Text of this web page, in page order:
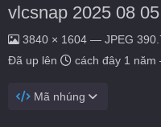
vlcsnap 2025 08
3840 × 1604 — JPEG
Đã up lên
cách đây 1 năm
Mã nhúng